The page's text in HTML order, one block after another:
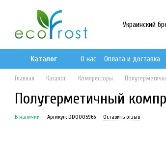
Украинский
Каталог О нас Оплата и доставка
Главная Каталог Компрессоры
Полугерметичный
В наличии Артикул: DD0005966 Оставить отзыв